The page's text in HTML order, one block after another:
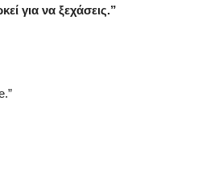
για να ξεχάσεις.”